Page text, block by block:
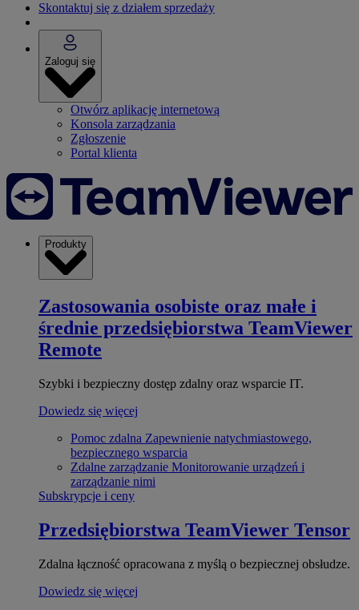
Skontaktuj się z działem sprzedaży
Zaloguj się
Otwórz aplikację internetową
Konsola zarządzania
Zgłoszenie
Portal klienta
Produkty
Zastosowania osobiste oraz małe i
średnie przedsiębiorstwa TeamViewer
Remote
Szybki i bezpieczny dostęp zdalny oraz wsparcie IT.
Dowiedz się więcej
Pomoc zdalna Zapewnienie natychmiastowego,
bezpiecznego wsparcia
Zdalne zarządzanie Monitorowanie urządzeń i
zarządzanie nimi
Subskrypcje i ceny
Przedsiębiorstwa TeamViewer Tensor
Zdalna łączność opracowana z myślą o bezpiecznej obsłudze.
Dowiedz się więcej